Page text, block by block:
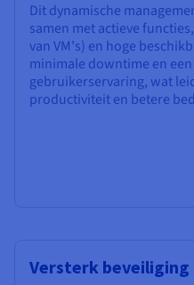
Dit dynamische
samen met actieve
van VM's) en hoge
minimale downtime en
gebruikerservaring, wat
productiviteit en betere
Versterk beveiliging